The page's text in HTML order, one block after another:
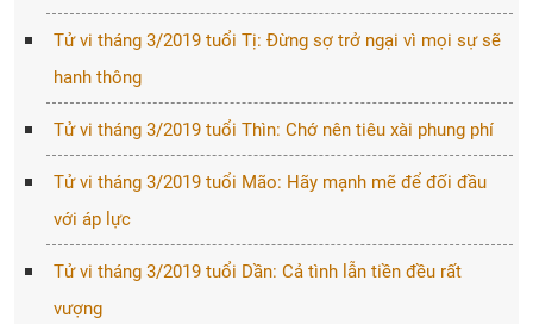
Tử vi tháng 3/2019 tuổi Tị: Đừng sợ trở ngại vì mọi sự sẽ
hanh thông
Tử vi tháng 3/2019 tuổi Thìn: Chớ nên tiêu xài phung phí
Tử vi tháng 3/2019 tuổi Mão: Hãy mạnh mẽ để đối đầu
với áp lực
Tử vi tháng 3/2019 tuổi Dần: Cả tình lẫn tiền đều rất
vượng